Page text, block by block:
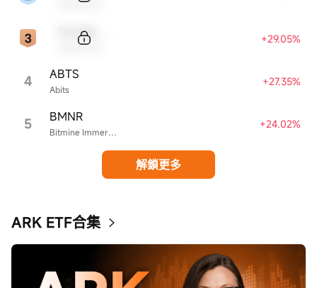
+29.05%
4 Abits
ABTS +27.35%
5 Bitmine Immersion Technologies
BMNR +24.02%
解鎖更多
ARK ETF合集